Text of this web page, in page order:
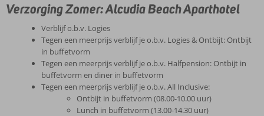
Verzorging Zomer: Alcudia Beach Aparthotel
Verblijf o.b.v. Logies
Tegen een meerprijs verblijf je o.b.v. Logies & Ontbijt: Ontbijt
in buffetvorm
Tegen een meerprijs verblijf je o.b.v. Halfpension: Ontbijt in
buffetvorm en diner in buffetvorm
Tegen een meerprijs verblijf je o.b.v. All Inclusive:
Ontbijt in buffetvorm (08.00-10.00 uur)
Lunch in buffetvorm (13.00-14.30 uur)